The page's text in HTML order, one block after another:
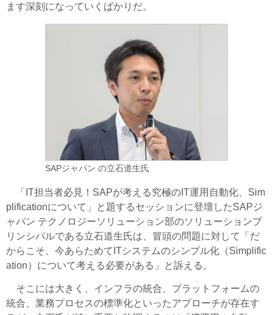
ます深刻になっていくばかりだ。
SAPジャパン の立石道生氏
「IT担当者必見！SAPが考える究極のIT運用自動化、Sim
plificationについて」と題するセッションに登壇したSAPジ
ャパン テクノロジーソリューション部のソリューションプ
リンシパルである立石道生氏は、冒頭の問題に対して「だ
からこそ、今あらためてITシステムのシンプル化（Simplific
ation）について考える必要がある」と訴える。
そこには大きく、インフラの統合、プラットフォームの
統合、業務プロセスの標準化といったアプローチが存在す